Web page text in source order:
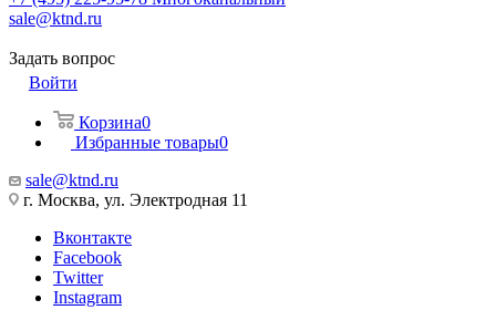
sale@ktnd.ru
Задать вопрос
Войти
Корзина0
Избранные товары0
sale@ktnd.ru
г. Москва, ул. Электродная 11
Вконтакте
Facebook
Twitter
Instagram